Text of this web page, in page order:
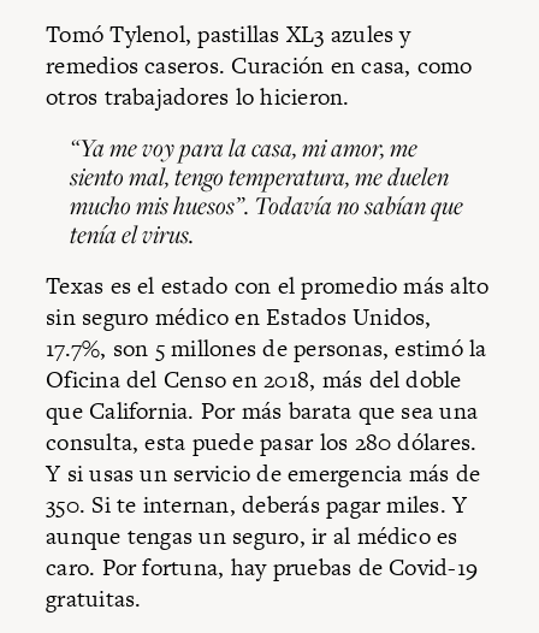
Tomó Tylenol, pastillas XL3 azules y
remedios caseros. Curación en casa, como
otros trabajadores lo hicieron.
“Ya me voy para la casa, mi amor, me
siento mal, tengo temperatura, me duelen
mucho mis huesos”. Todavía no sabían que
tenía el virus.
Texas es el estado con el promedio más alto
sin seguro médico en Estados Unidos,
17.7%, son 5 millones de personas, estimó la
Oficina del Censo en 2018, más del doble
que California. Por más barata que sea una
consulta, esta puede pasar los 280 dólares.
Y si usas un servicio de emergencia más de
350. Si te internan, deberás pagar miles. Y
aunque tengas un seguro, ir al médico es
caro. Por fortuna, hay pruebas de Covid-19
gratuitas.